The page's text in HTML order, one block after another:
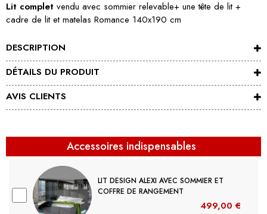
Lit complet vendu avec sommier relevable+ une tête de lit +
cadre de lit et matelas Romance 140x190 cm
DESCRIPTION
DÉTAILS DU PRODUIT
AVIS CLIENTS
Accessoires indispensables
LIT DESIGN ALEXI AVEC SOMMIER ET
COFFRE DE RANGEMENT
499,00 €